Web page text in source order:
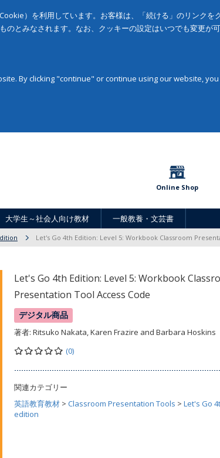
）を利用しています。お客様は、「続ける」のリンクを
とみなされます。なお、クッキーの設定はいつでも変更が可
By clicking "continue" or continue using our website,
Online Shop
大学生～社会人向け教材 一般教養・文芸書
Let's Go 4th Edition: Level 5: Workbook Classroom
Let's Go 4th Edition: Level 5: Workbook
Presentation Tool Access Code
デジタル商品
著者: Ritsuko Nakata, Karen Frazire and Barbara Hoskins
(0)
関連カテゴリー
英語教育教材 > Classroom Presentation Tools > Let's Go
edition